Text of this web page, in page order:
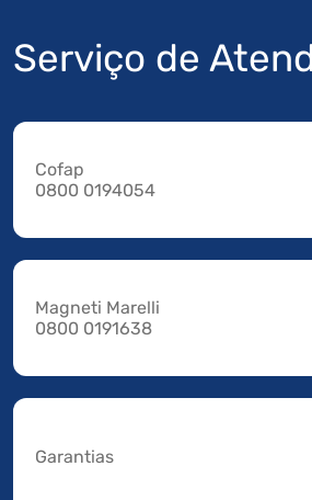
Serviço de
Cofap
0800 0194054
Magneti Marelli
0800 0191638
Garantias